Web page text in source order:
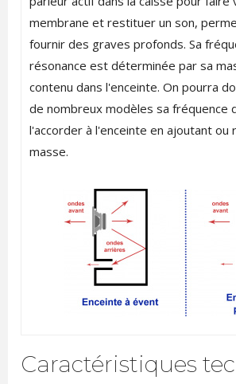
membrane et restituer un son,
fournir des graves profonds. Sa
résonance est déterminée par sa
contenu dans l'enceinte. On pourra
de nombreux modèles sa fréquence
l'accorder à l'enceinte en ajoutant ou
masse.
Caractéristiques